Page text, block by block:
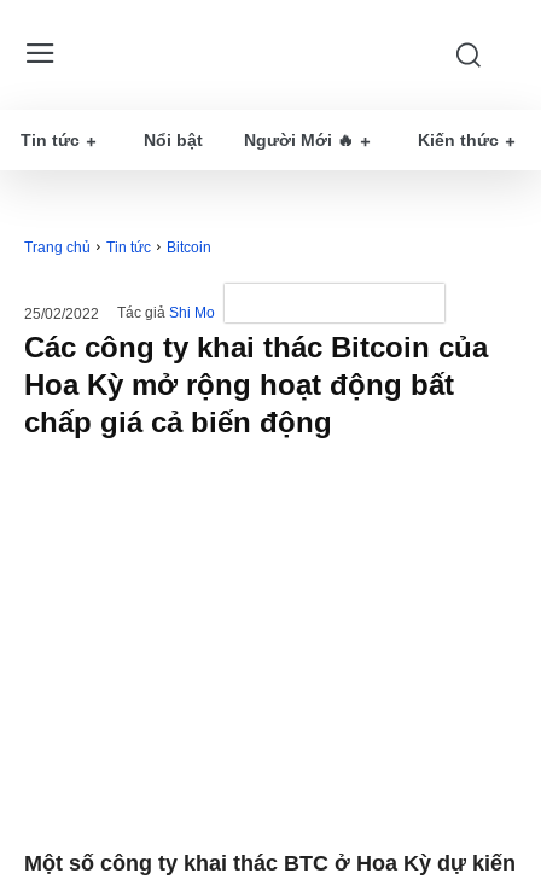
Tin tức Nổi bật Người Mới 🔥 Kiến thức
Trang chủ Tin tức Bitcoin
25/02/2022 Tác giả Shi Mo
Các công ty khai thác Bitcoin của
Hoa Kỳ mở rộng hoạt động bất
chấp giá cả biến động
Một số công ty khai thác BTC ở Hoa Kỳ dự kiến